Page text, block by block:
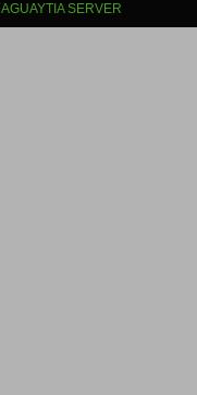
AGUAYTIA SERVER